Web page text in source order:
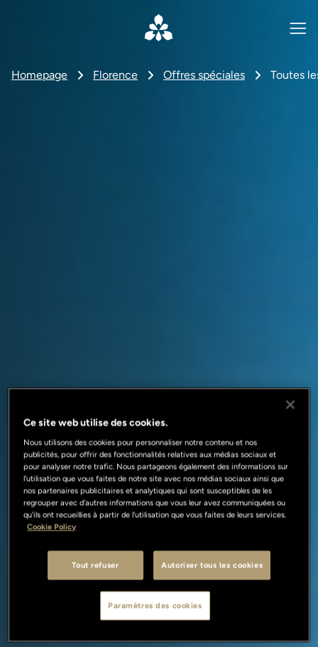
Homepage Florence Offres spéciales Toutes
Ce site web utilise des cookies.
Nous utilisons des cookies pour personnaliser notre contenu et nos
publicités, pour offrir des fonctionnalités relatives aux médias sociaux et
pour analyser notre trafic. Nous partageons également des informations sur
l'utilisation que vous faites de notre site avec nos médias sociaux ainsi que
nos partenaires publicitaires et analytiques qui sont susceptibles de les
regrouper avec d'autres informations que vous leur avez communiquées ou
qu'ils ont recueillies à partir de l'utilisation que vous faites de leurs services.
Cookie Policy
Tout refuser Autoriser tous les cookies
Paramètres des cookies